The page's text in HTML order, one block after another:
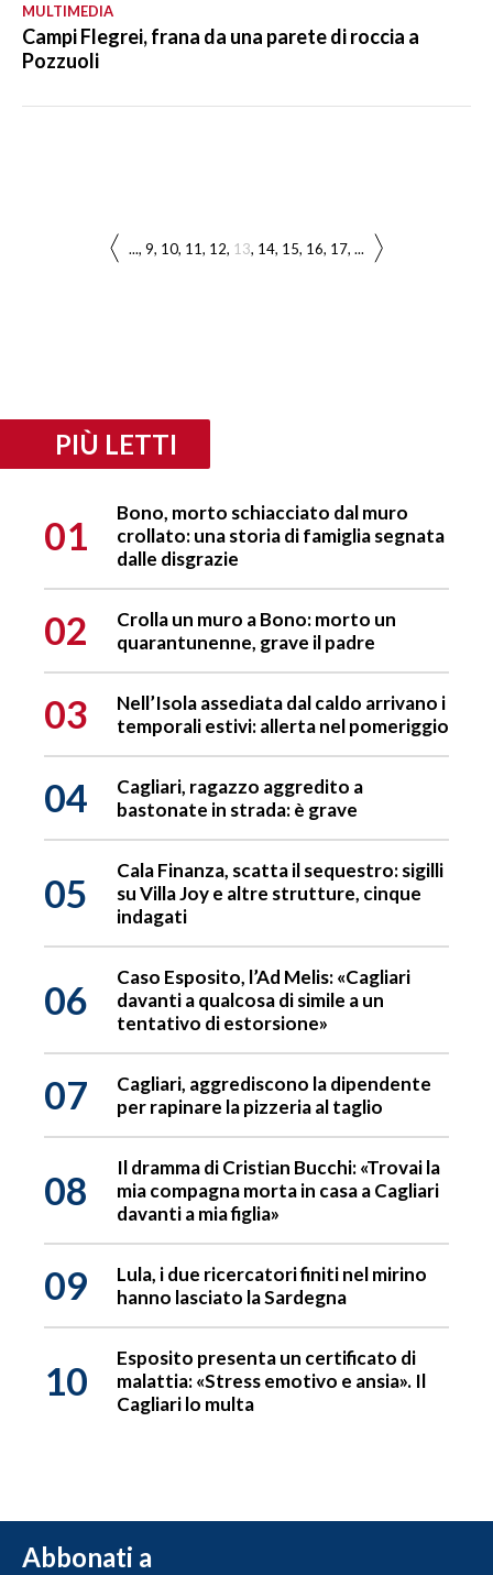
MULTIMEDIA
Campi Flegrei, frana da una parete di roccia a
Pozzuoli
... 9 10 11 12 13 14 15 16 17 ...
PIÙ LETTI
01
Bono, morto schiacciato dal muro
crollato: una storia di famiglia segnata
dalle disgrazie
02
Crolla un muro a Bono: morto un
quarantunenne, grave il padre
03
Nell’Isola assediata dal caldo arrivano i
temporali estivi: allerta nel pomeriggio
04
Cagliari, ragazzo aggredito a
bastonate in strada: è grave
05
Cala Finanza, scatta il sequestro: sigilli
su Villa Joy e altre strutture, cinque
indagati
06
Caso Esposito, l’Ad Melis: «Cagliari
davanti a qualcosa di simile a un
tentativo di estorsione»
07
Cagliari, aggrediscono la dipendente
per rapinare la pizzeria al taglio
08
Il dramma di Cristian Bucchi: «Trovai la
mia compagna morta in casa a Cagliari
davanti a mia figlia»
09
Lula, i due ricercatori finiti nel mirino
hanno lasciato la Sardegna
10
Esposito presenta un certificato di
malattia: «Stress emotivo e ansia». Il
Cagliari lo multa
Abbonati a